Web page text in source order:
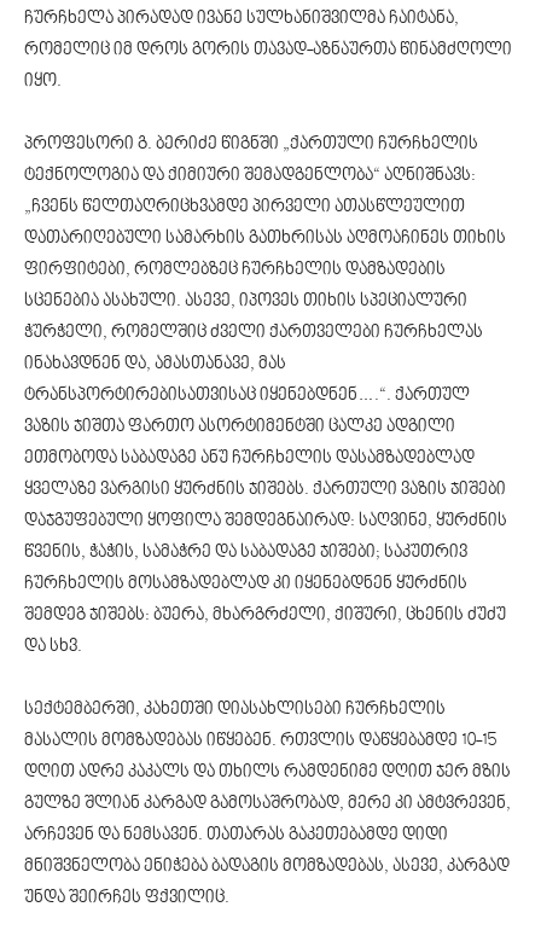
ჩურჩხელა პირადად ივანე სულხანიშვილმა ჩაიტანა,
რომელიც იმ დროს გორის თავად-აზნაურთა წინამძღოლი
იყო.
პროფესორი გ. ბერიძე წიგნში „ქართული ჩურჩხელის
ტექნოლოგია და ქიმიური შემადგენლობა“ აღნიშნავს:
„ჩვენს წელთაღრიცხვამდე პირველი ათასწლეულით
დათარიღებული სამარხის გათხრისას აღმოაჩინეს თიხის
ფირფიტები, რომლებზეც ჩურჩხელის დამზადების
სცენებია ასახული. ასევე, იპოვეს თიხის სპეციალური
ჭურჭელი, რომელშიც ძველი ქართველები ჩურჩხელას
ინახავდნენ და, ამასთანავე, მას
ტრანსპორტირებისათვისაც იყენებდნენ….“. ქართულ
ვაზის ჯიშთა ფართო ასორტიმენტში ცალკე ადგილი
ეთმობოდა საბადაგე ანუ ჩურჩხელის დასამზადებლად
ყველაზე ვარგისი ყურძნის ჯიშებს. ქართული ვაზის ჯიშები
დაჯგუფებული ყოფილა შემდეგნაირად: საღვინე, ყურძნის
წვენის, ჭაჭის, სამაჭრე და საბადაგე ჯიშები; საკუთრივ
ჩურჩხელის მოსამზადებლად კი იყენებდნენ ყურძნის
შემდეგ ჯიშებს: ბუერა, მხარგრძელი, ქიშური, ცხენის ძუძუ
და სხვ.
სექტემბერში, კახეთში დიასახლისები ჩურჩხელის
მასალის მომზადებას იწყებენ. რთვლის დაწყებამდე 10-15
დღით ადრე კაკალს და თხილს რამდენიმე დღით ჯერ მზის
გულზე შლიან კარგად გამოსაშრობად, მერე კი ამტვრევენ,
არჩევენ და ნემსავენ. თათარას გაკეთებამდე დიდი
მნიშვნელობა ენიჭება ბადაგის მომზადებას, ასევე, კარგად
უნდა შეირჩეს ფქვილიც.